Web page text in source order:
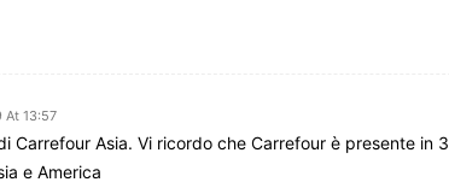
At 13:57
Carrefour Asia. Vi ricordo che Carrefour è presente in 3
e America